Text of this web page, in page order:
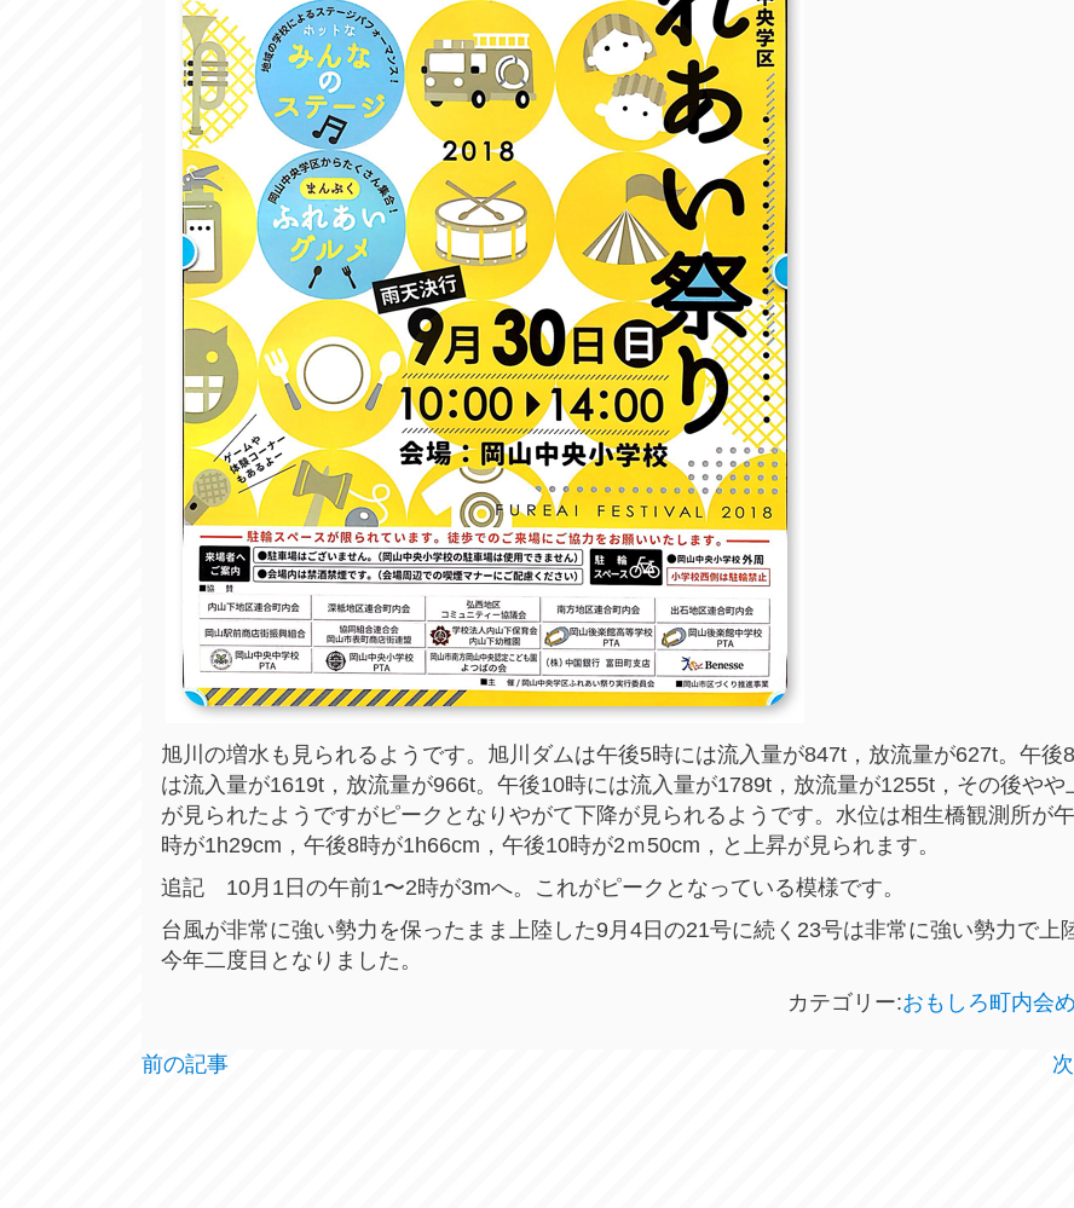
旭川の増水も見られるようです。旭川ダムは午後5時には流入量が847t，放流量が627t。午後
は流入量が1619t，放流量が966t。午後10時には流入量が1789t，放流量が1255t，その後やや
が見られたようですがピークとなりやがて下降が見られるようです。水位は相生橋観測所が
時が1h29cm，午後8時が1h66cm，午後10時が2ｍ50cm，と上昇が見られます。
追記 10月1日の午前1〜2時が3mへ。これがピークとなっている模様です。
台風が非常に強い勢力を保ったまま上陸した9月4日の21号に続く23号は非常に強い勢力で上
今年二度目となりました。
カテゴリー:おもしろ町内会
前の記事